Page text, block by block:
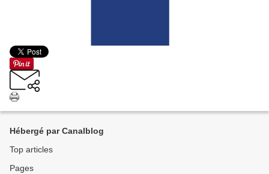
Hébergé par Canalblog
Top articles
Pages